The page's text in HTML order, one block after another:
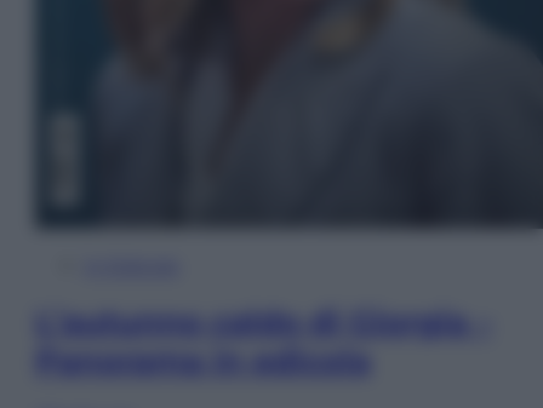
L’autunno caldo di Giorgia –